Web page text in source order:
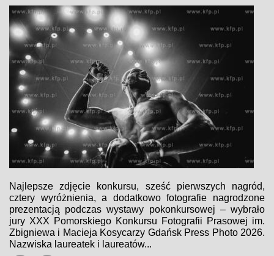
Najlepsze zdjęcie konkursu, sześć pierwszych nagród,
cztery wyróżnienia, a dodatkowo fotografie nagrodzone
prezentacją podczas wystawy pokonkursowej – wybrało
jury XXX Pomorskiego Konkursu Fotografii Prasowej im.
Zbigniewa i Macieja Kosycarzy Gdańsk Press Photo 2026.
Nazwiska laureatek i laureatów...